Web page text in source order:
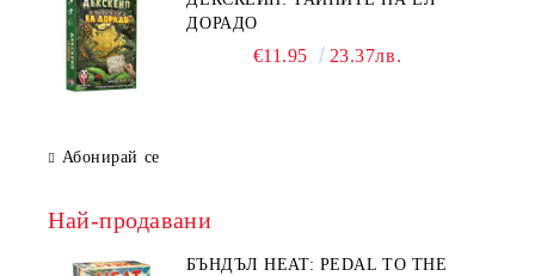
ДОРАДО
€11.95 23.37лв.
Абонирай се
Най-продавани
БЪНДЪЛ HEAT: PEDAL TO THE